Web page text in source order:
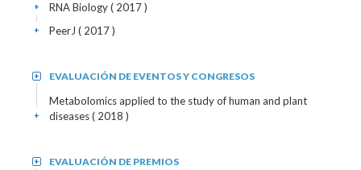
RNA Biology( 2017 )
+
PeerJ ( 2017 )
+
EVALUACIÓN DE EVENTOS Y CONGRESOS
+
Metabolomics applied to the study of human and plant
diseases( 2018 )
+
EVALUACIÓN DE PREMIOS
+